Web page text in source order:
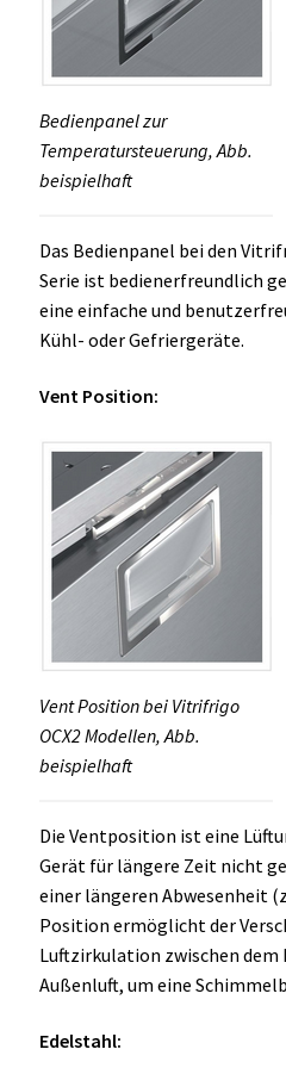
Bedienpanel zur
Temperatursteuerung, Abb.
beispielhaft
Das Bedienpanel bei den
Serie ist bedienerfreundlich
eine einfache und
Kühl- oder Gefriergeräte.
Vent Position:
Vent Position bei Vitrifrigo
OCX2 Modellen, Abb.
beispielhaft
Die Ventposition ist eine
Gerät für längere Zeit nicht
einer längeren Abwesenheit
Position ermöglicht der
Luftzirkulation zwischen dem
Außenluft, um eine
Edelstahl: